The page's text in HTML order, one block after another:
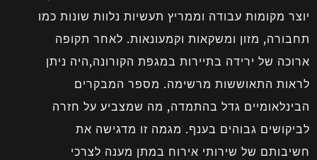
יוצר מקומות עבודה וממריץ תעשיות נלוות שונות כמו
תחבורה, מזון ומשקאות וקמעונאות. לאחר תקופה
ארוכה של ירידה בתיירות במגפת הקורונה,היה ניתן
לראות התאוששות מרשימה. מספר המבקרים
הבינלאומיים גדל בהתמדה, מה שמצביע על חזרה
לביקושים גבוהים בענף. מגמה זו מדגישה את
חשיבותם של שירותי אירוח במתן מענה לצרכי